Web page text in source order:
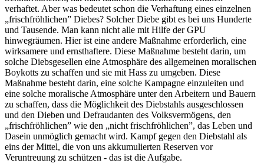
verhaftet. Aber was bedeutet schon die Verhaftung eines einzelnen
„frischfröhlichen” Diebes? Solcher Diebe gibt es bei uns Hunderte
und Tausende. Man kann nicht alle mit Hilfe der GPU
hinwegräumen. Hier ist eine andere Maßnahme erforderlich, eine
wirksamere und ernsthaftere. Diese Maßnahme besteht darin, um
solche Diebsgesellen eine Atmosphäre des allgemeinen moralischen
Boykotts zu schaffen und sie mit Hass zu umgeben. Diese
Maßnahme besteht darin, eine solche Kampagne einzuleiten und
eine solche moralische Atmosphäre unter den Arbeitern und Bauern
zu schaffen, dass die Möglichkeit des Diebstahls ausgeschlossen
und den Dieben und Defraudanten des Volksvermögens, den
„frischfröhlichen” wie den „nicht frischfröhlichen”, das Leben und
Dasein unmöglich gemacht wird. Kampf gegen den Diebstahl als
eins der Mittel, die von uns akkumulierten Reserven vor
Veruntreuung zu schützen - das ist die Aufgabe.